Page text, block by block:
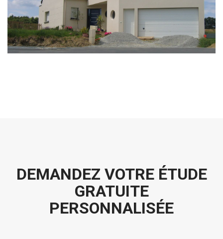
DEMANDEZ VOTRE ÉTUDE
GRATUITE
PERSONNALISÉE